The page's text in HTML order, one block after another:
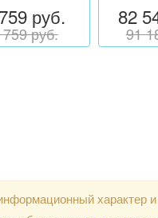
руб.
руб.
82
91